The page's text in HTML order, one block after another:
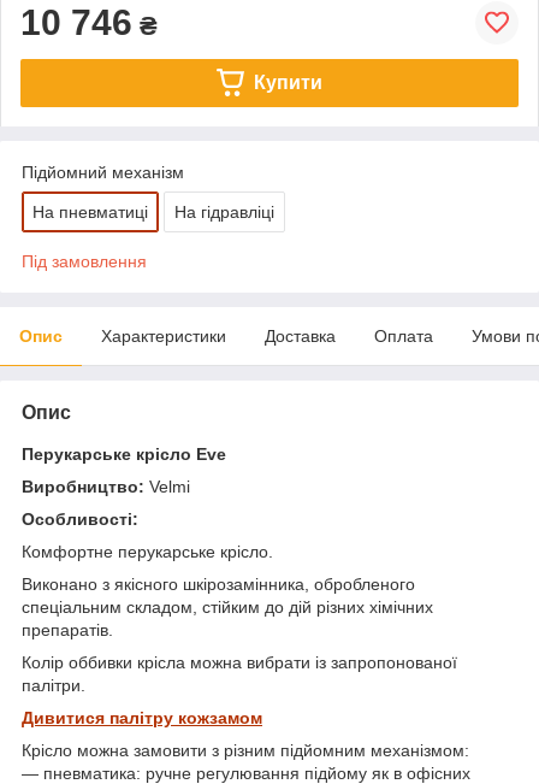
10 746 ₴
Купити
Підйомний механізм
На пневматиці На гідравліці
Під замовлення
Опис Характеристики Доставка Оплата Умови
Опис
Перукарське крісло Eve
Виробництво: Velmi
Особливості:
Комфортне перукарське крісло.
Виконано з якісного шкірозамінника, обробленого
спеціальним складом, стійким до дій різних хімічних
препаратів.
Колір оббивки крісла можна вибрати із запропонованої
палітри.
Дивитися палітру кожзамом
Крісло можна замовити з різним підйомним механізмом:
― пневматика: ручне регулювання підйому як в офісних